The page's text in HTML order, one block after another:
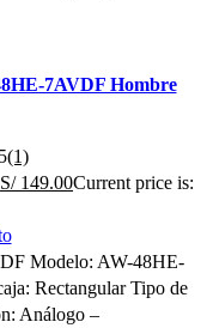
7AVDF Hombre
(1)
S/149.00Current price is:
Modelo: AW-48HE-
Rectangular Tipo de
Análogo –